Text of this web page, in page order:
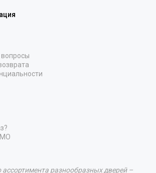
МО
разнообразных дверей –